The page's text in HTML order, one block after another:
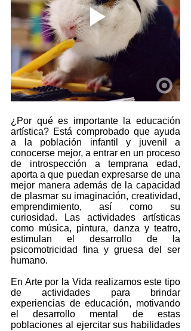
¿Por qué es importante la educación
artística? Está comprobado que ayuda
a la población infantil y juvenil a
conocerse mejor, a entrar en un proceso
de introspección a temprana edad,
aporta a que puedan expresarse de una
mejor manera además de la capacidad
de plasmar su imaginación, creatividad,
emprendimiento, así como su
curiosidad.
Las actividades artísticas
como música, pintura, danza y teatro,
estimulan el desarrollo de la
psicomotricidad fina y gruesa del ser
humano.
En Arte por la Vida realizamos este tipo
de actividades para brindar
experiencias de educación, motivando
el desarrollo mental de estas
poblaciones al ejercitar sus habilidades